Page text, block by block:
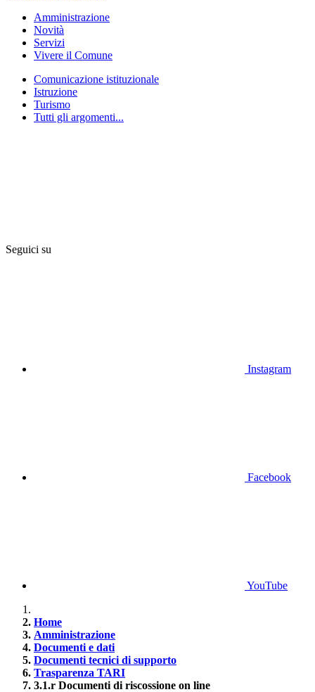
Amministrazione
Novità
Servizi
Vivere il Comune
Comunicazione istituzionale
Istruzione
Turismo
Tutti gli argomenti...
Seguici su
Instagram
Facebook
YouTube
Home
Amministrazione
Documenti e dati
Documenti tecnici di supporto
Trasparenza TARI
3.1.r Documenti di riscossione on line